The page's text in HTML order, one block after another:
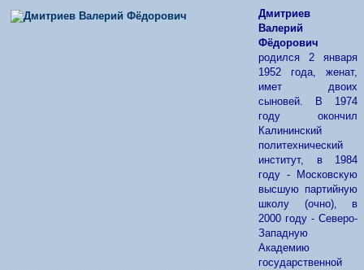
Дмитриев
Валерий
Фёдорович
родился 2 января
1952 года, женат,
имет двоих
сыновей. В 1974
году окончил
Калининский
политехнический
институт, в 1984
году - Московскую
высшую партийную
школу (очно), в
2000 году - Северо-
Западную
Академию
государственной